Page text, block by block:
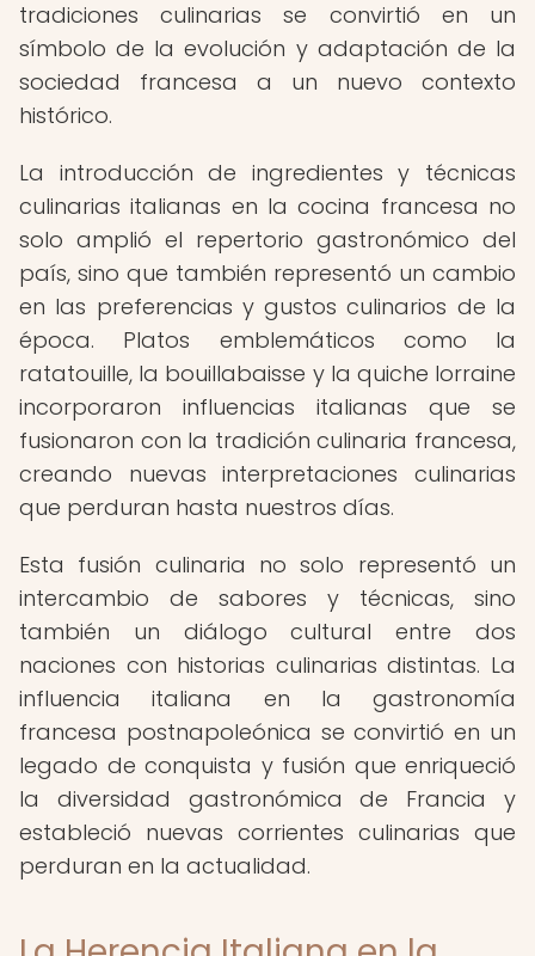
tradiciones culinarias se convirtió en un
símbolo de la evolución y adaptación de la
sociedad francesa a un nuevo contexto
histórico.
La introducción de ingredientes y técnicas
culinarias italianas en la cocina francesa no
solo amplió el repertorio gastronómico del
país, sino que también representó un cambio
en las preferencias y gustos culinarios de la
época. Platos emblemáticos como la
ratatouille, la bouillabaisse y la quiche lorraine
incorporaron influencias italianas que se
fusionaron con la tradición culinaria francesa,
creando nuevas interpretaciones culinarias
que perduran hasta nuestros días.
Esta fusión culinaria no solo representó un
intercambio de sabores y técnicas, sino
también un diálogo cultural entre dos
naciones con historias culinarias distintas. La
influencia italiana en la gastronomía
francesa postnapoleónica se convirtió en un
legado de conquista y fusión que enriqueció
la diversidad gastronómica de Francia y
estableció nuevas corrientes culinarias que
perduran en la actualidad.